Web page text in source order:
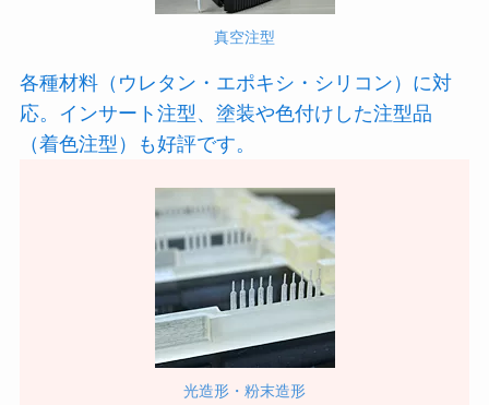
真空注型
各種材料（ウレタン・エポキシ・シリコン）に対
応。インサート注型、塗装や色付けした注型品
（着色注型）も好評です。
光造形・粉末造形